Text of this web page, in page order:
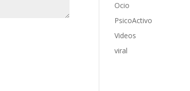
Ocio
PsicoActivo
Videos
viral